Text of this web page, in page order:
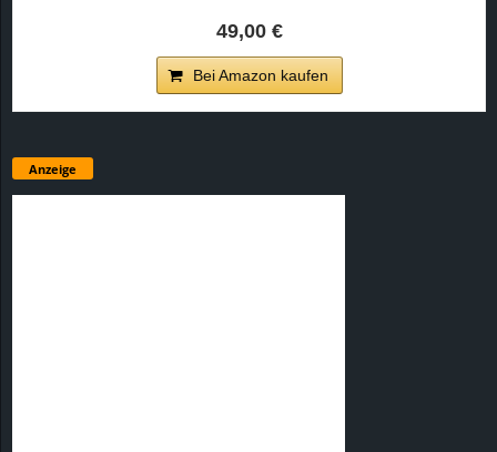
49,00 €
Bei Amazon kaufen
Anzeige